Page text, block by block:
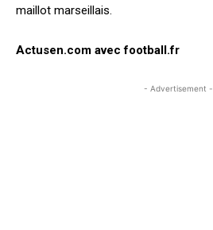
maillot marseillais.
Actusen.com avec football.fr
- Advertisement -